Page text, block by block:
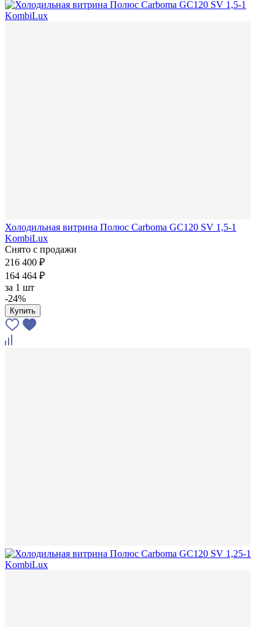
Холодильная витрина Полюс Carboma GC120 SV 1,5-1
KombiLux
Снято с продажи
216 400 ₽
164 464 ₽
за 1 шт
-24%
Купить